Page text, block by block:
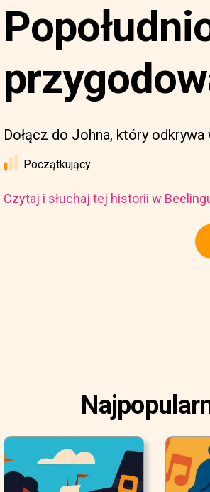
Dołącz do Johna, który odkrywa
Początkujący
Czytaj i słuchaj tej historii w